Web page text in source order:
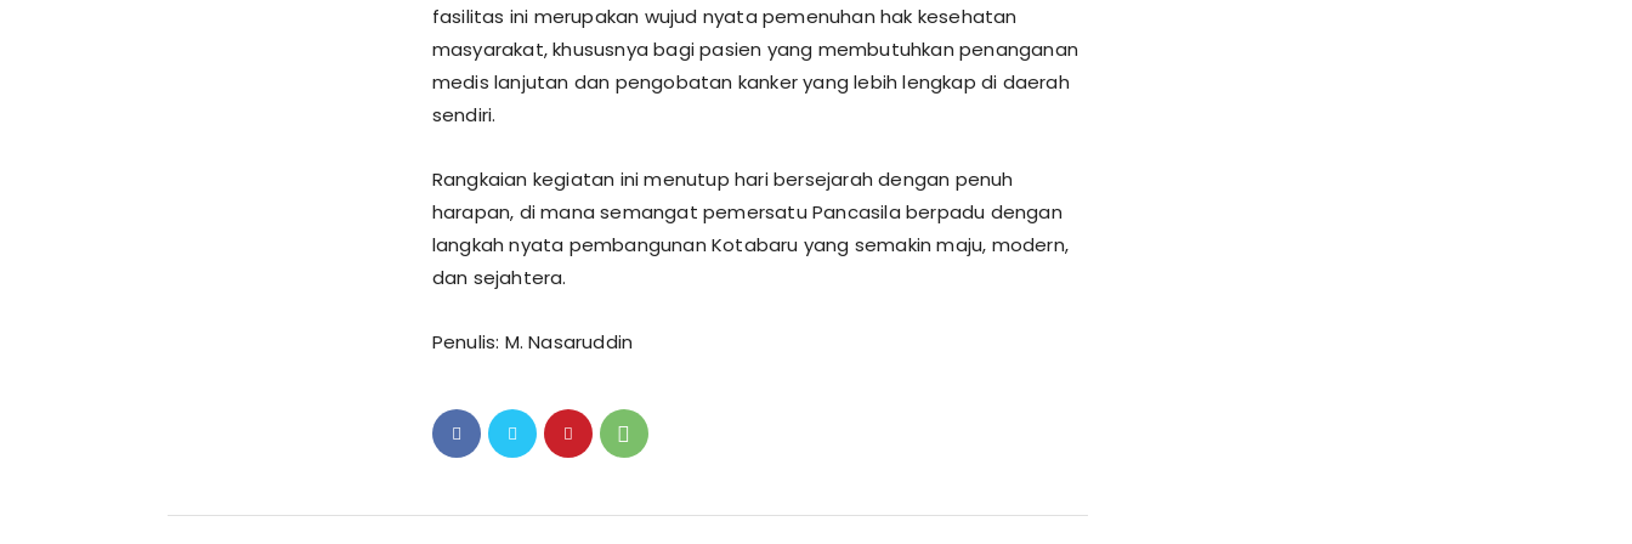
fasilitas ini merupakan wujud nyata pemenuhan hak kesehatan
masyarakat, khususnya bagi pasien yang membutuhkan penanganan
medis lanjutan dan pengobatan kanker yang lebih lengkap di daerah
sendiri.
Rangkaian kegiatan ini menutup hari bersejarah dengan penuh
harapan, di mana semangat pemersatu Pancasila berpadu dengan
langkah nyata pembangunan Kotabaru yang semakin maju, modern,
dan sejahtera.
Penulis: M. Nasaruddin